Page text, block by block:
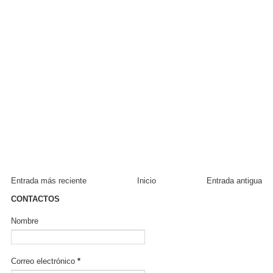
Entrada más reciente Entrada antigua
Inicio
CONTACTOS
Nombre
Correo electrónico *